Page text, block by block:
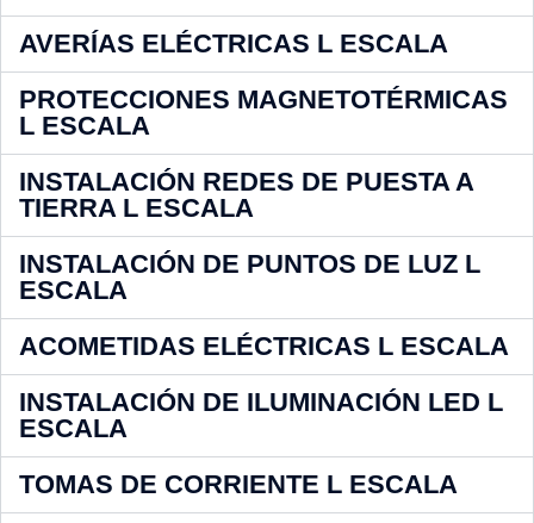
AVERÍAS ELÉCTRICAS L ESCALA
PROTECCIONES MAGNETOTÉRMICAS
L ESCALA
INSTALACIÓN REDES DE PUESTA A
TIERRA L ESCALA
INSTALACIÓN DE PUNTOS DE LUZ L
ESCALA
ACOMETIDAS ELÉCTRICAS L ESCALA
INSTALACIÓN DE ILUMINACIÓN LED L
ESCALA
TOMAS DE CORRIENTE L ESCALA